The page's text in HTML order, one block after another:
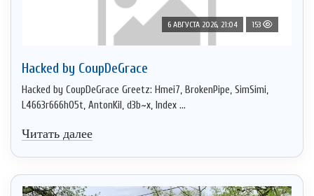
6 АВГУСТА 2026, 21:04 153
Hacked by CoupDeGrace
Hacked by CoupDeGrace Greetz: Hmei7, BrokenPipe, SimSimi,
L4663r666h05t, AntonKil, d3b~x, Index ...
Читать далее